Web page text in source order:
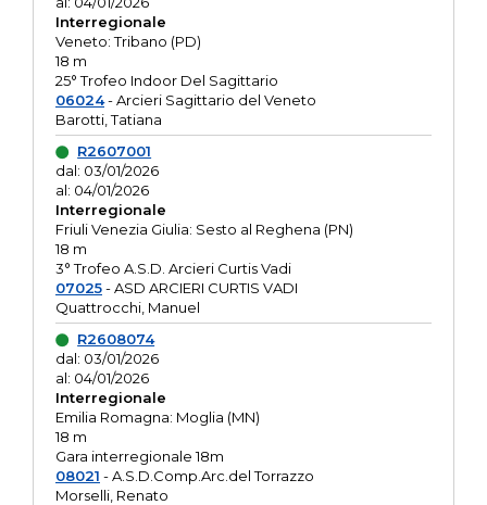
Interregionale
Veneto: Tribano (PD)
18 m
25° Trofeo Indoor Del Sagittario
06024- Arcieri Sagittario del Veneto
Barotti, Tatiana
R2607001
dal: 03/01/2026
al: 04/01/2026
Interregionale
Friuli Venezia Giulia: Sesto al Reghena (PN)
18 m
3° Trofeo A.S.D. Arcieri Curtis Vadi
07025- ASD ARCIERI CURTIS VADI
Quattrocchi, Manuel
R2608074
dal: 03/01/2026
al: 04/01/2026
Interregionale
Emilia Romagna: Moglia (MN)
18 m
Gara interregionale 18m
08021 - A.S.D.Comp.Arc.del Torrazzo
Morselli, Renato